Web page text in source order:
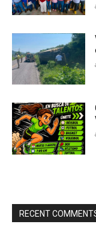
RECENT